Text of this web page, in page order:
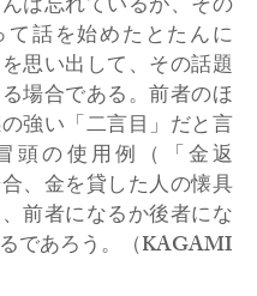
は忘れているが、その
話を始めたとたんに
を思い出して、その話題
場合である。前者のほ
強い「二言目」だと言
頭の使用例（「金返
、金を貸した人の懐具
前者になるか後者にな
であろう。（KAGAMI